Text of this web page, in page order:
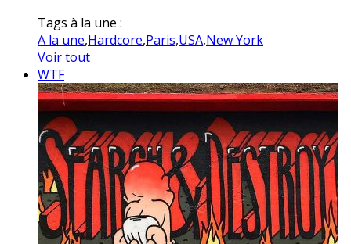
Tags à la une :
A la une,Hardcore,Paris,USA,New York
Voir tout
WTF